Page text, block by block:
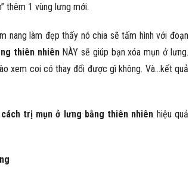
thêm 1 vùng lưng mới.
làm đẹp thấy nó chia sẽ tấm hình với đoạn
thiên nhiênNÀY sẽ giúp bạn xóa mụn ở lưng.
xem coi có thay đổi được gì không. Và…kết quả
cách trị mụn ở lưng bằng thiên nhiên hiệu quả